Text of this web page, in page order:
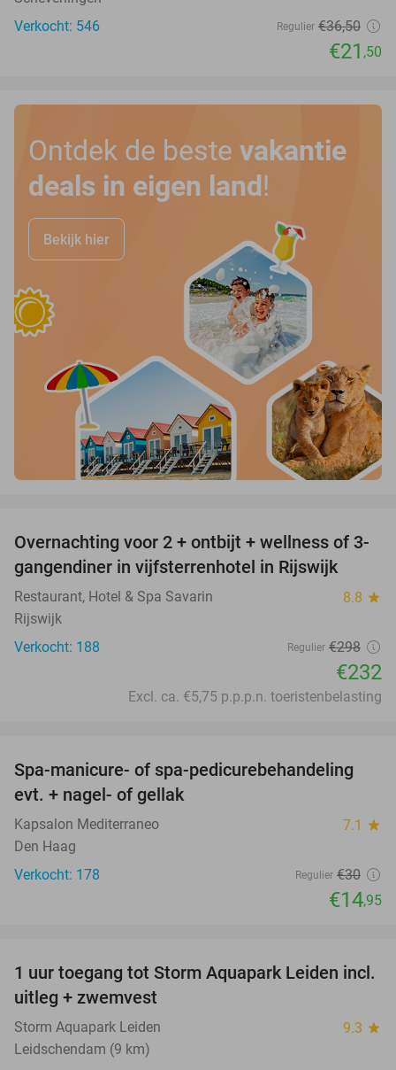
Verkocht: 546
Regulier €36,50
€21 ,50
Ontdek de beste vakantie
deals in eigen land!
Bekijk hier
22%
Overnachting voor 2 + ontbijt + wellness of 3-
gangendiner in vijfsterrenhotel in Rijswijk
Restaurant, Hotel & Spa Savarin 8.8 star
Rijswijk
Verkocht: 188
Regulier €298
€232
Excl. ca. €5,75 p.p.p.n. toeristenbelasting
50%
Spa-manicure- of spa-pedicurebehandeling
evt. + nagel- of gellak
Kapsalon Mediterraneo 7.1 star
Den Haag
Verkocht: 178
Regulier €30
€14,95
38%
1 uur toegang tot Storm Aquapark Leiden incl.
uitleg + zwemvest
Storm Aquapark Leiden 9.3 star
Leidschendam (9 km)